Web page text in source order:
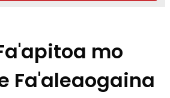
mo
Fa'aleaogaina